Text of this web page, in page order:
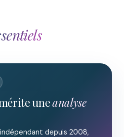
uneanalyse
depuis 2008,